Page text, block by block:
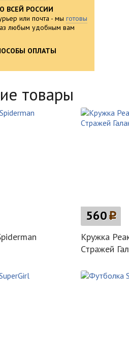
ВСЕЙ РОССИИ
или почта - мы готовы
любым удобным вам
ОПЛАТЫ
товары
560p
Кружка
Стражей